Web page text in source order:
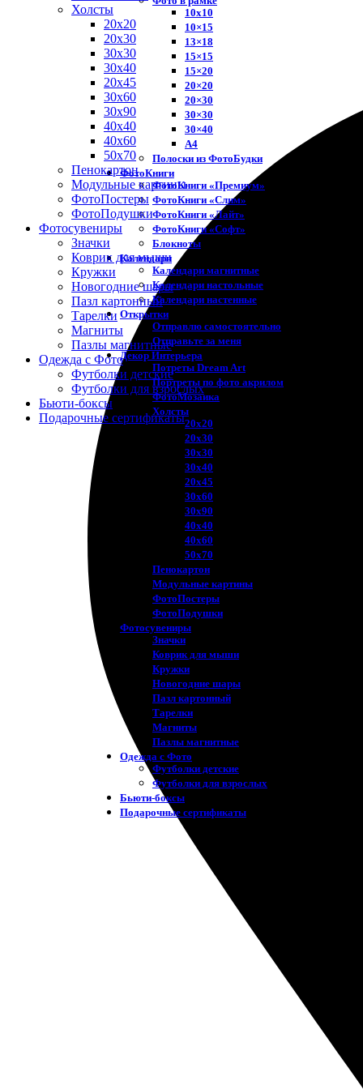
10х10
10×15
13×18
15×15
15×20
20×20
20×30
30×30
30×40
A4
Полоски из ФотоБудки
ФотоКниги
ФотоКниги «Премиум»
ФотоКниги «Слим»
ФотоКниги «Лайт»
ФотоКниги «Софт»
Блокноты
Календари
Календари магнитные
Календари настольные
Календари настенные
Открытки
Отправлю самостоятельно
Отправьте за меня
Декор Интерьера
Потреты Dream Art
Портреты по фото акрилом
ФотоМозаика
Холсты
20х20
20х30
30х30
30х40
20х45
30х60
30х90
40х40
40х60
50х70
Пенокартон
Модульные картины
ФотоПостеры
ФотоПодушки
Фотоcувениры
Значки
Коврик для мыши
Кружки
Новогодние шары
Пазл картонный
Тарелки
Магниты
Пазлы магнитные
Одежда с Фото
Футболки детские
Футболки для взрослых
Бьюти-боксы
Подарочные сертификаты
Холсты
20х20
20х30
30х30
30х40
20х45
30х60
30х90
40х40
40х60
50х70
Пенокартон
Модульные картины
ФотоПостеры
ФотоПодушки
Фотоcувениры
Значки
Коврик для мыши
Кружки
Новогодние шары
Пазл картонный
Тарелки
Магниты
Пазлы магнитные
Одежда с Фото
Футболки детские
Футболки для взрослых
Бьюти-боксы
Подарочные сертификаты